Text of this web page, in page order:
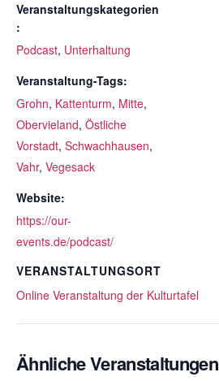
Veranstaltungskategorien
:
Podcast, Unterhaltung
Veranstaltung-Tags:
Grohn, Kattenturm, Mitte,
Obervieland, Östliche
Vorstadt, Schwachhausen,
Vahr, Vegesack
Website:
https://our-
events.de/podcast/
VERANSTALTUNGSORT
Online Veranstaltung der Kulturtafel
Ähnliche Veranstaltungen